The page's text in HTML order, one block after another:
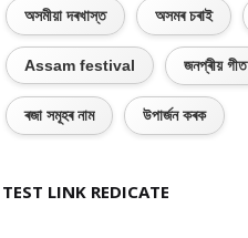
অসমীয়া দৰখাস্ত অসমৰ চৰাই
Assam festival জনপ্ৰীয় গীত
ৰজা সমূহৰ নাম উপাৰ্জন কৰক
TEST LINK REDICATE